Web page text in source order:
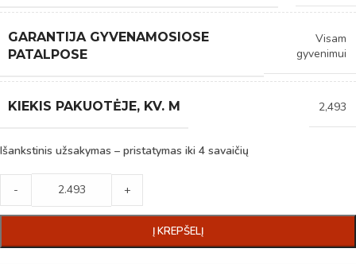
GARANTIJA GYVENAMOSIOSE
PATALPOSE
Visam
gyvenimui
KIEKIS PAKUOTĖJE, KV. M 2,493
Išankstinis užsakymas – pristatymas iki 4 savaičių
- +
Į KREPŠELĮ